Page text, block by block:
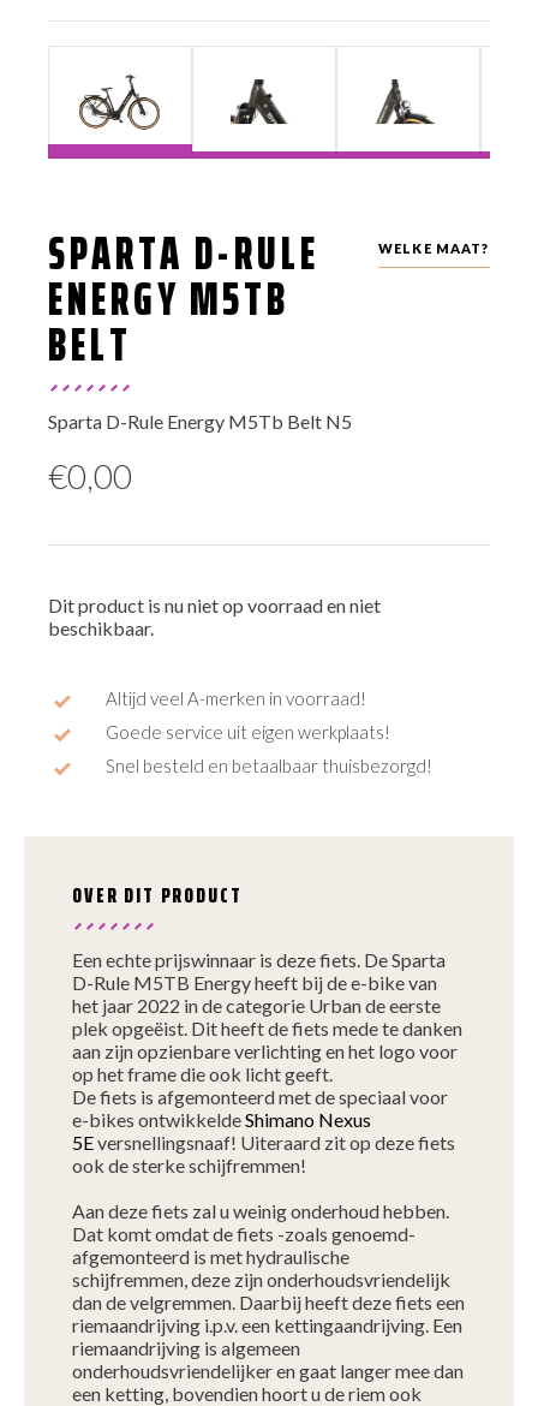
WELKE MAAT?
SPARTA D-RULE
ENERGY M5TB
BELT
Sparta D-Rule Energy M5Tb Belt N5
€0,00
Dit product is nu niet op voorraad en niet
beschikbaar.
Altijd veel A-merken in voorraad!
Goede service uit eigen werkplaats!
Snel besteld en betaalbaar thuisbezorgd!
OVER DIT PRODUCT
Een echte prijswinnaar is deze fiets. De Sparta
D-Rule M5TB Energy heeft bij de e-bike van
het jaar 2022 in de categorie Urban de eerste
plek opgeëist. Dit heeft de fiets mede te danken
aan zijn opzienbare verlichting en het logo voor
op het frame die ook licht geeft.
De fiets is afgemonteerd met de speciaal voor
e-bikes ontwikkeldeShimano Nexus
5Eversnellingsnaaf! Uiteraard zit op deze fiets
ook de sterke schijfremmen!
Aan deze fiets zal u weinig onderhoud hebben.
Dat komt omdat de fiets -zoals genoemd-
afgemonteerd is met hydraulische
schijfremmen, deze zijn onderhoudsvriendelijk
dan de velgremmen. Daarbij heeft deze fiets een
riemaandrijving i.p.v. een kettingaandrijving. Een
riemaandrijving is algemeen
onderhoudsvriendelijker en gaat langer mee dan
een ketting, bovendien hoort u de riem ook